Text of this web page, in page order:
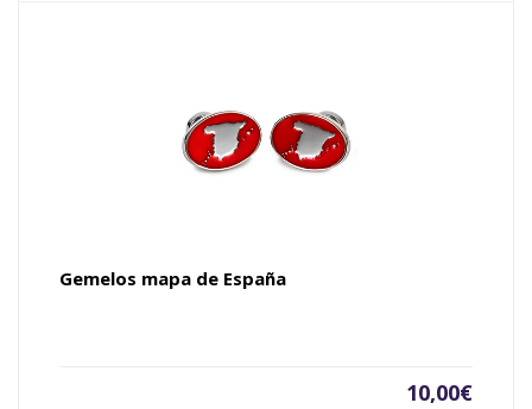
Gemelos mapa de España
10,00€